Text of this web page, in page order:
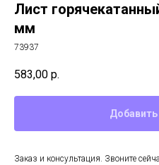
Лист
мм
73937
583,00 р.
Добавить
Заказ и консультация. Звоните